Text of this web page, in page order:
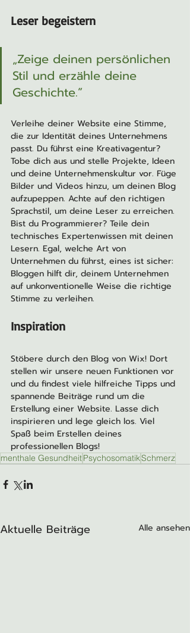
Leser begeistern
„Zeige deinen persönlichen
Stil und erzähle deine
Geschichte.”
Verleihe deiner Website eine Stimme,
die zur Identität deines Unternehmens
passt. Du führst eine Kreativagentur?
Tobe dich aus und stelle Projekte, Ideen
und deine Unternehmenskultur vor. Füge
Bilder und Videos hinzu, um deinen Blog
aufzupeppen. Achte auf den richtigen
Sprachstil, um deine Leser zu erreichen.
Bist du Programmierer? Teile dein
technisches Expertenwissen mit deinen
Lesern. Egal, welche Art von
Unternehmen du führst, eines ist sicher:
Bloggen hilft dir, deinem Unternehmen
auf unkonventionelle Weise die richtige
Stimme zu verleihen.
Inspiration
Stöbere durch den Blog von Wix! Dort
stellen wir unsere neuen Funktionen vor
und du findest viele hilfreiche Tipps und
spannende Beiträge rund um die
Erstellung einer Website. Lasse dich
inspirieren und lege gleich los. Viel
Spaß beim Erstellen deines
professionellen Blogs!
menthale GesundheitPsychosomatikSchmerz
Aktuelle Beiträge Alle ansehen